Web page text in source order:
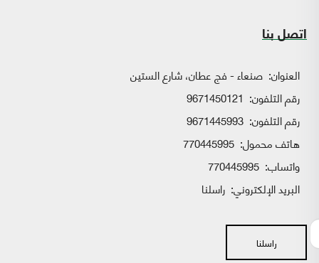
اتصل بنا
العنوان: صنعاء - فج عطان، شارع الستين
رقم التلفون: 9671450121
رقم التلفون: 9671445993
هاتف محمول: 770445995
واتساب:
البريد الإلكتروني: راسلنا
راسلنا